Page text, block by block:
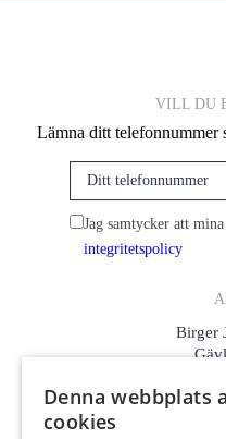
VILL DU
Lämna ditt telefonnummer
Jag samtycker att
integritetspolicy
Birger
Denna webbplats
cookies